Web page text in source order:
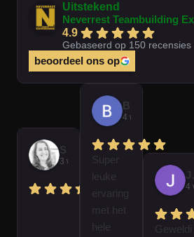
Uitstekend
Neverrest Teambuilding
4.9
Gebaseerd op 150 recensies
beoordeel ons op
3 weken geleden
4 weken geleden
Super
leuke
ervaring
met het
hele
José
4
Geweldi